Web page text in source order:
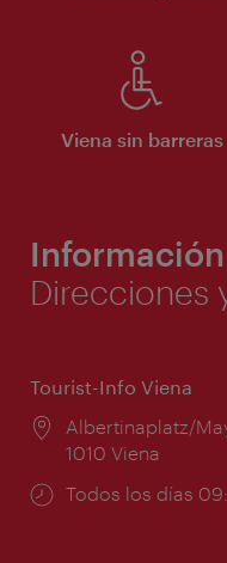
Viena sin barreras
Direcciones
Tourist-Info Viena
Lugar:
Albertinaplatz/
1010 Viena
Horarios
Todos los días